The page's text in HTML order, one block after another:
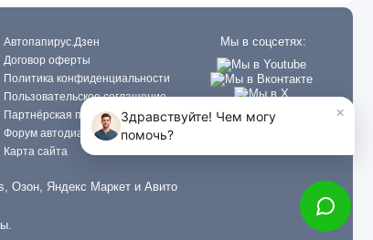
Автопапирус.Дзен
Договор оферты
Политика конфиденциальности
Пользовательское соглашение
Партнёрская программа
Форум автодиагностов
Карта сайта
Мы в соцсетях:
Озон, Яндекс Маркет и Авито